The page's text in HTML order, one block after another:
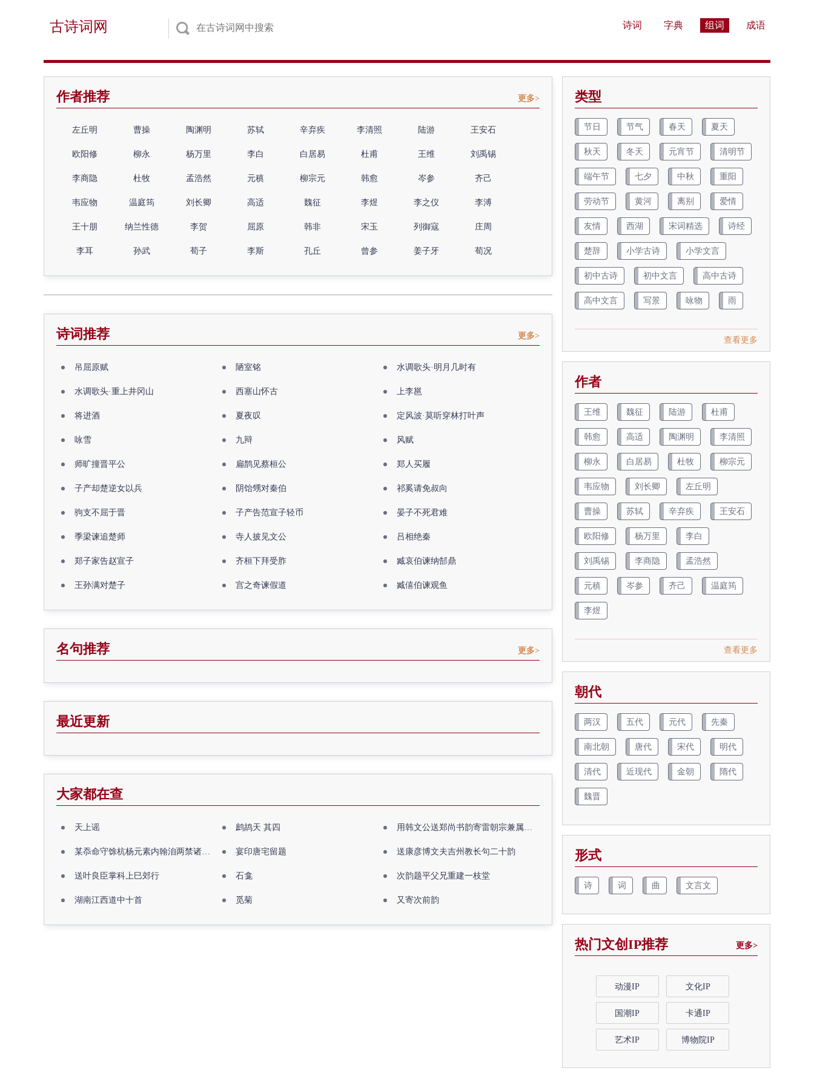
古诗词网 诗词 字典 组词 成语
作者推荐 更多>
左丘明 曹操 陶渊明 苏轼 辛弃疾 李清照 陆游 王安石
欧阳修 柳永 杨万里 李白 白居易 杜甫 王维 刘禹锡
李商隐 杜牧 孟浩然 元稹 柳宗元 韩愈 岑参 齐己
韦应物 温庭筠 刘长卿 高适 魏征 李煜 李之仪 李溥
王十朋 纳兰性德 李贺 屈原 韩非 宋玉 列御寇 庄周
李耳 孙武 荀子 李斯 孔丘 曾参 姜子牙 荀况
诗词推荐 更多>
吊屈原赋 陋室铭 水调歌头·明月几时有
水调歌头·重上井冈山 西塞山怀古 上李邕
将进酒 夏夜叹 定风波·莫听穿林打叶声
咏雪 九辩 风赋
师旷撞晋平公 扁鹊见蔡桓公 郑人买履
子产却楚逆女以兵 阴饴甥对秦伯 祁奚请免叔向
驹支不屈于晋 子产告范宣子轻币 晏子不死君难
季梁谏追楚师 寺人披见文公 吕相绝秦
郑子家告赵宣子 齐桓下拜受胙 臧哀伯谏纳郜鼎
王孙满对楚子 宫之奇谏假道 臧僖伯谏观鱼
名句推荐 更多>
最近更新
大家都在查
天上谣 鹧鸪天 其四 用韩文公送郑尚书韵寄雷朝宗兼属欧阳全真
某忝命守馀杭杨元素内翰洎两禁诸公出祖佛寺 宴印唐宅留题 送康彦博文夫吉州教长句二十韵
送叶良臣掌科上巳郊行 石龛 次韵题平父兄重建一枝堂
湖南江西道中十首 觅菊 又寄次前韵
类型
节日 节气 春天 夏天
秋天 冬天 元宵节 清明节
端午节 七夕 中秋 重阳
劳动节 黄河 离别 爱情
友情 西湖 宋词精选 诗经
楚辞 小学古诗 小学文言
初中古诗 初中文言 高中古诗
高中文言 写景 咏物 雨
查看更多
作者
王维 魏征 陆游 杜甫
韩愈 高适 陶渊明 李清照
柳永 白居易 杜牧 柳宗元
韦应物 刘长卿 左丘明
曹操 苏轼 辛弃疾 王安石
欧阳修 杨万里 李白
刘禹锡 李商隐 孟浩然
元稹 岑参 齐己 温庭筠
李煜
查看更多
朝代
两汉 五代 元代 先秦
南北朝 唐代 宋代 明代
清代 近现代 金朝 隋代
魏晋
形式
诗 词 曲 文言文
热门文创IP推荐 更多>
动漫IP 文化IP
国潮IP 卡通IP
艺术IP 博物院IP